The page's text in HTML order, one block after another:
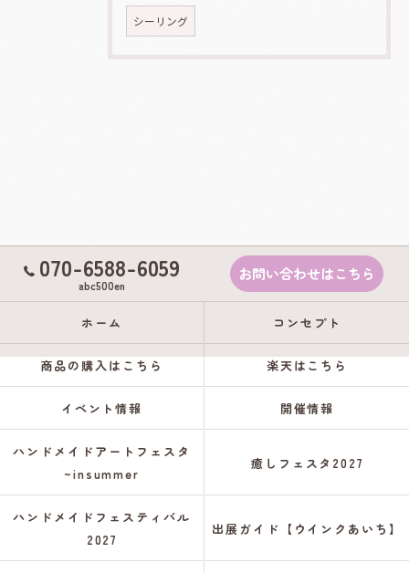
シーリング
070-6588-6059
abc500en
お問い合わせはこちら
ホーム コンセプト
商品の購入はこちら 楽天はこちら
イベント情報 開催情報
ハンドメイドアートフェスタ
~insummer
癒しフェスタ2027
ハンドメイドフェスティバル
2027
出展ガイド【ウインクあいち】